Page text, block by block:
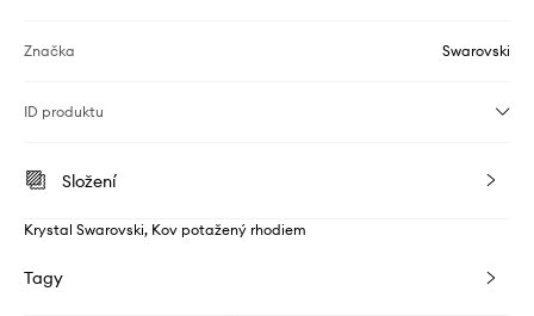
Značka Swarovski
ID produktu
Složení
Krystal Swarovski, Kov potažený rhodiem
Tagy